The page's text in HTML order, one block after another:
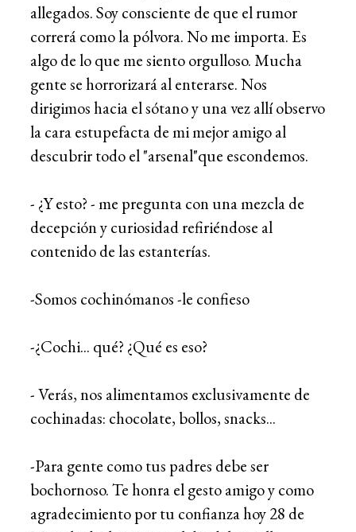
allegados. Soy consciente de que el rumor
correrá como la pólvora. No me importa. Es
algo de lo que me siento orgulloso. Mucha
gente se horrorizará al enterarse. Nos
dirigimos hacia el sótano y una vez allí observo
la cara estupefacta de mi mejor amigo al
descubrir todo el "arsenal"que escondemos.
- ¿Y esto? - me pregunta con una mezcla de
decepción y curiosidad refiriéndose al
contenido de las estanterías.
-Somos cochinómanos -le confieso
-¿Cochi... qué? ¿Qué es eso?
- Verás, nos alimentamos exclusivamente de
cochinadas: chocolate, bollos, snacks...
-Para gente como tus padres debe ser
bochornoso. Te honra el gesto amigo y como
agradecimiento por tu confianza hoy 28 de